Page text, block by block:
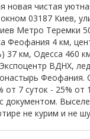
чистая
03187 Киев,
Метро Теремки
Феофания 4 км,
37 км, Одесса 460
ВДНХ,
Феофания.
7 суток - 25% от
документом.
не курим и не